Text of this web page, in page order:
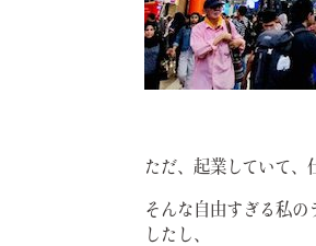
ただ、起業していて、
そんな自由すぎる私
したし、